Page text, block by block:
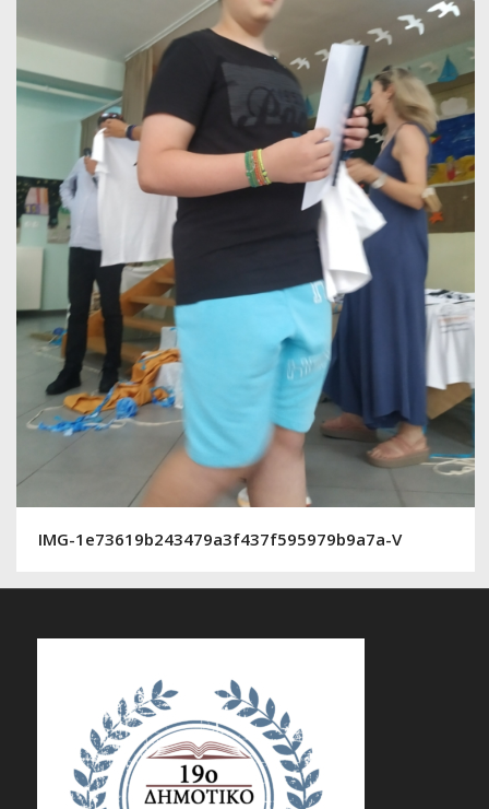
IMG-1e73619b243479a3f437f595979b9a7a-V